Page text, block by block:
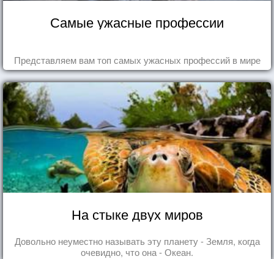
Самые ужасные профессии
Представляем вам топ самых ужасных профессий в мире
На стыке двух миров
Довольно неуместно называть эту планету - Земля, когда
очевидно, что она - Океан.